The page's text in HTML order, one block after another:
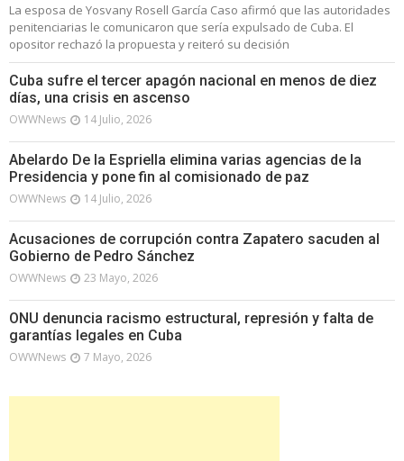
La esposa de Yosvany Rosell García Caso afirmó que las autoridades
penitenciarias le comunicaron que sería expulsado de Cuba. El
opositor rechazó la propuesta y reiteró su decisión
Cuba sufre el tercer apagón nacional en menos de diez
días, una crisis en ascenso
OWWNews 14 Julio, 2026
Abelardo De la Espriella elimina varias agencias de la
Presidencia y pone fin al comisionado de paz
OWWNews 14 Julio, 2026
Acusaciones de corrupción contra Zapatero sacuden al
Gobierno de Pedro Sánchez
OWWNews 23 Mayo, 2026
ONU denuncia racismo estructural, represión y falta de
garantías legales en Cuba
OWWNews 7 Mayo, 2026